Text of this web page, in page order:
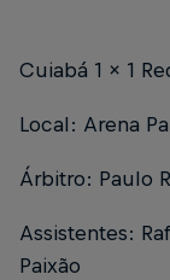
Cuiabá 1 x 1
Local: Arena
Árbitro: Paulo
Assistentes:
Paixão